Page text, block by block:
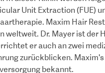
Unit Extraction (FUE)
Maxim Hair
weltweit. Dr. Mayer ist
er auch an zwei
zurückblicken.
bekannt.